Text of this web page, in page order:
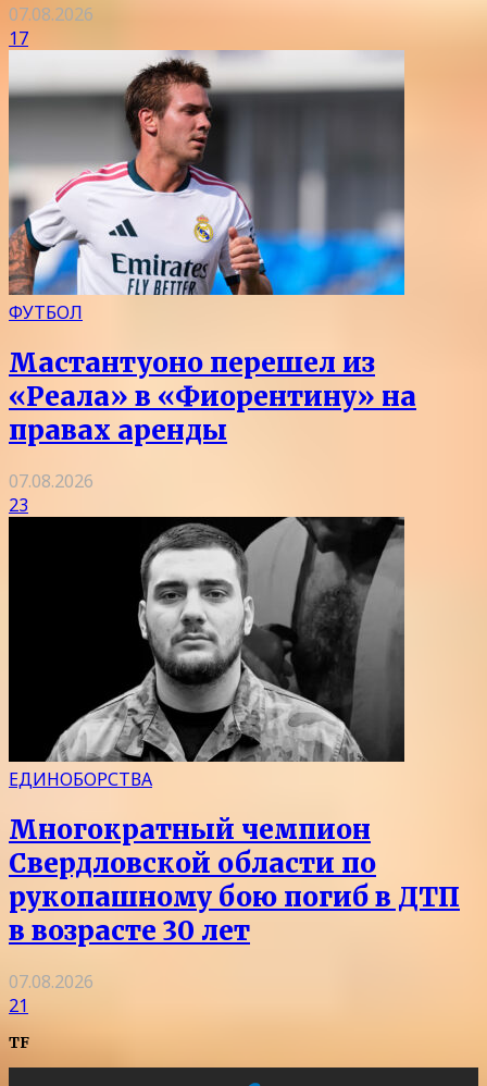
07.08.2026
17
ФУТБОЛ
Мастантуоно перешел из
«Реала» в «Фиорентину» на
правах аренды
07.08.2026
23
ЕДИНОБОРСТВА
Многократный чемпион
Свердловской области по
рукопашному бою погиб в ДТП
в возрасте 30 лет
07.08.2026
21
TF